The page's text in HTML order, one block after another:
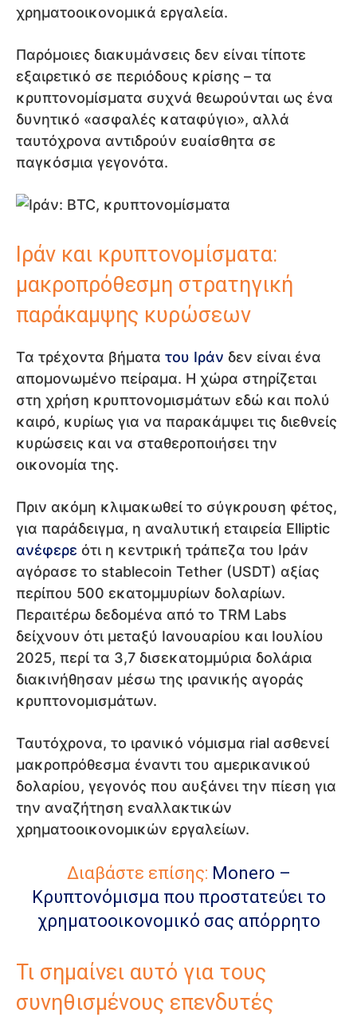
χρηματοοικονομικά εργαλεία.
Παρόμοιες διακυμάνσεις δεν είναι τίποτε
εξαιρετικό σε περιόδους κρίσης – τα
κρυπτονομίσματα συχνά θεωρούνται ως ένα
δυνητικό «ασφαλές καταφύγιο», αλλά
ταυτόχρονα αντιδρούν ευαίσθητα σε
παγκόσμια γεγονότα.
Ιράν και κρυπτονομίσματα:
μακροπρόθεσμη στρατηγική
παράκαμψης κυρώσεων
Τα τρέχοντα βήματα του Ιράν δεν είναι ένα
απομονωμένο πείραμα. Η χώρα στηρίζεται
στη χρήση κρυπτονομισμάτων εδώ και πολύ
καιρό, κυρίως για να παρακάμψει τις διεθνείς
κυρώσεις και να σταθεροποιήσει την
οικονομία της.
Πριν ακόμη κλιμακωθεί το σύγκρουση φέτος,
για παράδειγμα, η αναλυτική εταιρεία Elliptic
ανέφερε ότι η κεντρική τράπεζα του Ιράν
αγόρασε το stablecoin Tether (USDT) αξίας
περίπου 500 εκατομμυρίων δολαρίων.
Περαιτέρω δεδομένα από το TRM Labs
δείχνουν ότι μεταξύ Ιανουαρίου και Ιουλίου
2025, περί τα 3,7 δισεκατομμύρια δολάρια
διακινήθησαν μέσω της ιρανικής αγοράς
κρυπτονομισμάτων.
Ταυτόχρονα, το ιρανικό νόμισμα rial ασθενεί
μακροπρόθεσμα έναντι του αμερικανικού
δολαρίου, γεγονός που αυξάνει την πίεση για
την αναζήτηση εναλλακτικών
χρηματοοικονομικών εργαλείων.
Διαβάστε επίσης: Monero –
Κρυπτονόμισμα που προστατεύει το
χρηματοοικονομικό σας απόρρητο
Τι σημαίνει αυτό για τους
συνηθισμένους επενδυτές